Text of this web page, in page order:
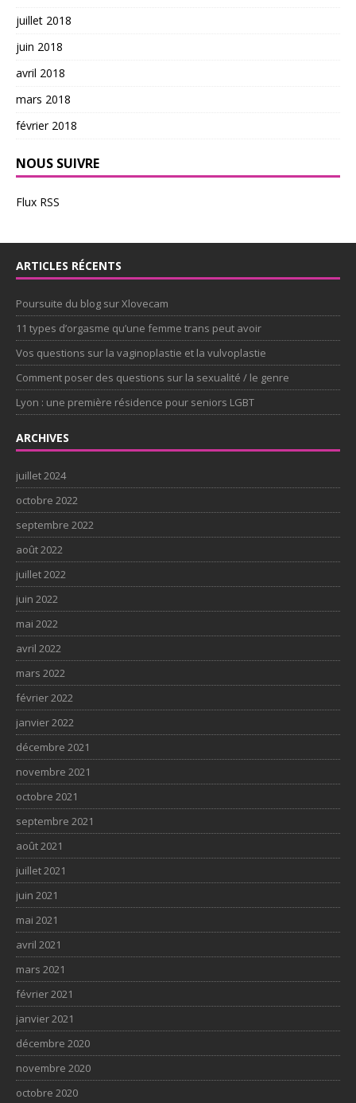
juillet 2018
juin 2018
avril 2018
mars 2018
février 2018
NOUS SUIVRE
Flux RSS
ARTICLES RÉCENTS
Poursuite du blog sur Xlovecam
11 types d’orgasme qu’une femme trans peut avoir
Vos questions sur la vaginoplastie et la vulvoplastie
Comment poser des questions sur la sexualité / le genre
Lyon : une première résidence pour seniors LGBT
ARCHIVES
juillet 2024
octobre 2022
septembre 2022
août 2022
juillet 2022
juin 2022
mai 2022
avril 2022
mars 2022
février 2022
janvier 2022
décembre 2021
novembre 2021
octobre 2021
septembre 2021
août 2021
juillet 2021
juin 2021
mai 2021
avril 2021
mars 2021
février 2021
janvier 2021
décembre 2020
novembre 2020
octobre 2020